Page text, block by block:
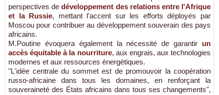
perspectives dedéveloppement des relations entre l'Afrique
et la Russie, mettant l'accent sur les efforts déployés par
Moscou pour contribuer au développement souverain des pays
africains.
M.Poutine évoquera également la nécessité de garantir un
accès équitable à la nourriture, aux engrais, aux technologies
modernes et aux ressources énergétiques.
"L'idée centrale du sommet est de promouvoir la coopération
russo-africaine dans tous les domaines, en renforçant la
souveraineté des États africains dans tous ses changements",